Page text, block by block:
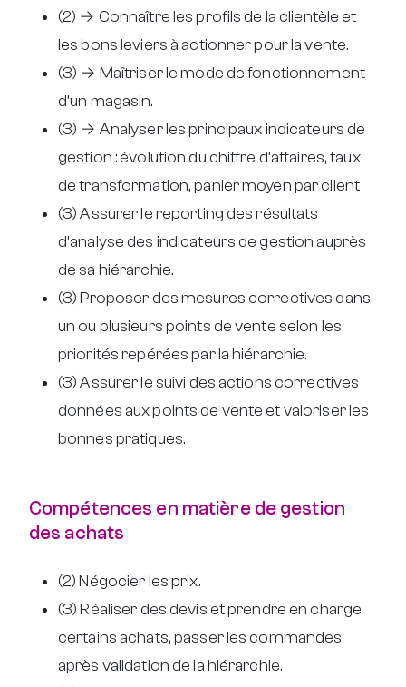
(2) → Connaître les profils de la clientèle et
les bons leviers à actionner pour la vente.
(3) → Maîtriser le mode de fonctionnement
d’un magasin.
(3) → Analyser les principaux indicateurs de
gestion : évolution du chiffre d’affaires, taux
de transformation, panier moyen par client
(3) Assurer le reporting des résultats
d’analyse des indicateurs de gestion auprès
de sa hiérarchie.
(3) Proposer des mesures correctives dans
un ou plusieurs points de vente selon les
priorités repérées par la hiérarchie.
(3) Assurer le suivi des actions correctives
données aux points de vente et valoriser les
bonnes pratiques.
Compétences en matière de gestion
des achats
(2) Négocier les prix.
(3) Réaliser des devis et prendre en charge
certains achats, passer les commandes
après validation de la hiérarchie.